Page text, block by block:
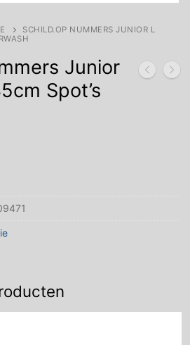
SCHILD.OP NUMMERS JUNIOR L
Junior
Spot’s